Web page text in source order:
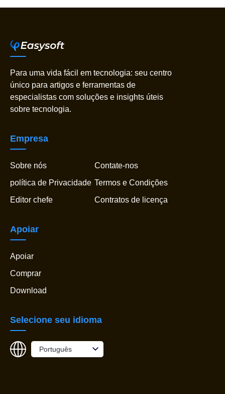
Para uma vida fácil em tecnologia: seu centro
único para artigos e ferramentas de
especialistas com soluções e insights úteis
sobre tecnologia.
Empresa
Sobre nós
Contate-nos
política de Privacidade Termos e Condições
Editor chefe
Contratos de licença
Apoiar
Apoiar
Comprar
Download
Selecione seu idioma
Português